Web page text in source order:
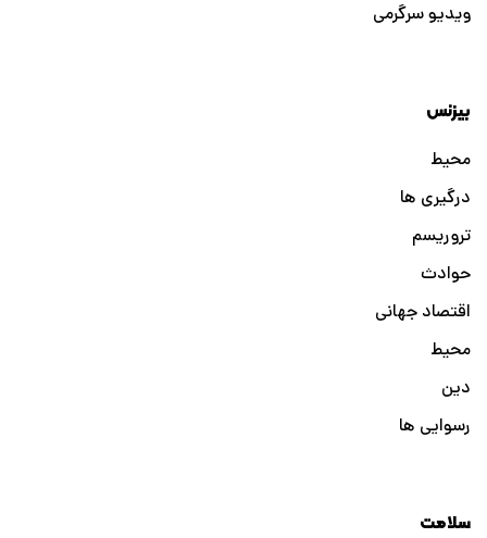
ویدیو سرگرمی
بیزنس
محیط
درگیری ها
تروریسم
حوادث
اقتصاد جهانی
محیط
دین
رسوایی ها
سلامت